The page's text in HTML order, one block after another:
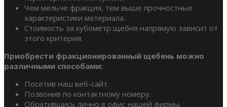
Чем мельче фракция, тем выше прочностные
характеристики материала.
Стоимость за кубометр щебня напрямую зависит от
этого критерия.
Приобрести фракционированный щебень можно
различными способами:
Посетив наш веб-сайт.
Позвонив по контактному номеру.
Обратившись лично в офис нашей фирмы.